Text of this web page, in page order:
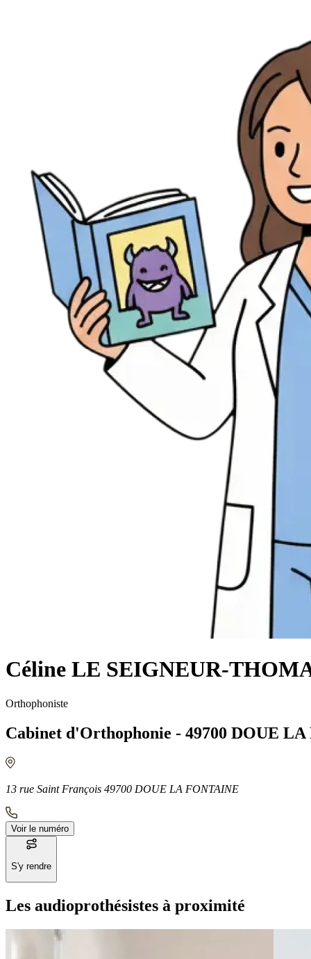
Céline LE SEIGNEUR-
Orthophoniste
Cabinet d'Orthophonie - 49700 DOUE
13 rue Saint François 49700 DOUE LA FONTAINE
Voir le numéro
S'y rendre
Les audioprothésistes à proximité